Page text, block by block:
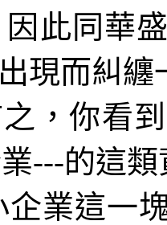
此同華
現而糾纏
之，你看
---的這
企業這一